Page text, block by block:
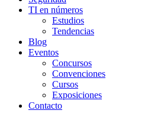
TI en números
Estudios
Tendencias
Blog
Eventos
Concursos
Convenciones
Cursos
Exposiciones
Contacto